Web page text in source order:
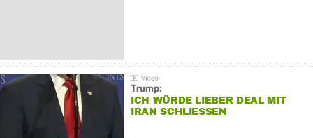
Trump:
ICH WÜRDE LIEBER DEAL MIT
IRAN SCHLIESSEN